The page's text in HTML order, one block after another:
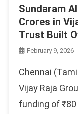
Sundaram
Crores in
Trust Built
February 9, 2026
Chennai
Vijay Raja
funding of